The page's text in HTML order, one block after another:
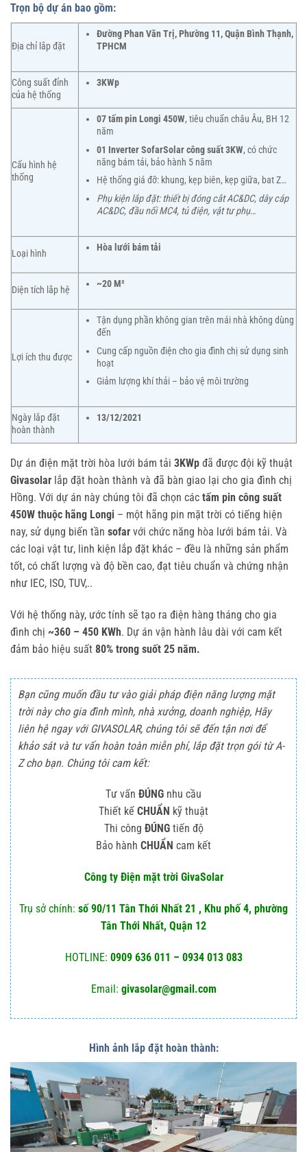
Trọn bộ dự án bao gồm:
Địa chỉ lắp đặt
Đường Phan Văn Trị, Phường 11, Quận Bình Thạnh,
TPHCM
Công suất đỉnh
của hệ thống
3KWp
Cấu hình hệ
thống
07 tấm pin Longi 450W, tiêu chuẩn châu Âu, BH 12
năm
01 Inverter SofarSolar công suất 3KW, có chức
năng bám tải, bảo hành 5 năm
Hệ thống giá đỡ: khung, kẹp biên, kẹp giữa, bat Z…
Phụ kiện lắp đặt: thiết bị đóng cắt AC&DC, dây cáp
AC&DC, đầu nối MC4, tủ điện, vật tư phụ…
Loại hình
Hòa lưới bám tải
Diện tích lắp hệ
~20 M²
Lợi ích thu được
Tận dụng phần không gian trên mái nhà không dùng
đến
Cung cấp nguồn điện cho gia đình chị sử dụng sinh
hoạt
Giảm lượng khí thải – bảo vệ môi trường
Ngày lắp đặt
hoàn thành
13/12/2021
Dự án điện mặt trời hòa lưới bám tải 3KWp đã được đội kỹ thuật
Givasolar lắp đặt hoàn thành và đã bàn giao lại cho gia đình chị
Hồng. Với dự án này chúng tôi đã chọn các tấm pin công suất
450W thuộc hãng Longi – một hãng pin mặt trời có tiếng hiện
nay, sử dụng biến tần sofar với chức năng hòa lưới bám tải. Và
các loại vật tư, linh kiện lắp đặt khác – đều là những sản phẩm
tốt, có chất lượng và độ bền cao, đạt tiêu chuẩn và chứng nhận
như IEC, ISO, TUV,..
Với hệ thống này, ước tính sẽ tạo ra điện hàng tháng cho gia
đình chị ~360 – 450 KWh. Dự án vận hành lâu dài với cam kết
đảm bảo hiệu suất 80% trong suốt 25 năm.
Bạn cũng muốn đầu tư vào giải pháp điện năng lượng mặt
trời này cho gia đình mình, nhà xưởng, doanh nghiệp, Hãy
liên hệ ngay với GIVASOLAR, chúng tôi sẽ đến tận nơi để
khảo sát và tư vấn hoàn toàn miễn phí, lắp đặt trọn gói từ A-
Z cho bạn. Chúng tôi cam kết:
Tư vấn ĐÚNG nhu cầu
Thiết kế CHUẨN kỹ thuật
Thi công ĐÚNGtiến độ
Bảo hành CHUẨN cam kết
Công ty Điện mặt trời GivaSolar
Trụ sở chính: số 90/11 Tân Thới Nhất 21 , Khu phố 4, phường
Tân Thới Nhất, Quận 12
HOTLINE: 0909 636 011 – 0934 013 083
Email: givasolar@gmail.com
Hình ảnh lắp đặt hoàn thành: